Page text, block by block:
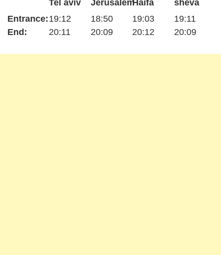
Entrance:
End:
Tel aviv
19:12
20:11
Jerusalem
18:50
20:09
Haifa
19:03
20:12
sheva
19:11
20:09